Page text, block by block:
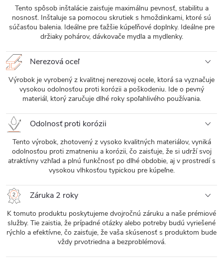
Tento spôsob inštalácie zaisťuje maximálnu pevnosť, stabilitu a
nosnosť. Inštaluje sa pomocou skrutiek s hmoždinkami, ktoré sú
súčasťou balenia. Ideálne pre ťažšie kúpeľňové doplnky. Ideálne pre
držiaky pohárov, dávkovače mydla a mydlenky.
Nerezová oceľ
Výrobok je vyrobený z kvalitnej nerezovej ocele, ktorá sa vyznačuje
vysokou odolnosťou proti korózii a poškodeniu. Ide o pevný
materiál, ktorý zaručuje dlhé roky spoľahlivého používania.
Odolnosť proti korózii
Tento výrobok, zhotovený z vysoko kvalitných materiálov, vyniká
odolnosťou proti zmatneniu a korózii, čo zaisťuje, že si udrží svoj
atraktívny vzhľad a plnú funkčnosť po dlhé obdobie, aj v prostredí s
vysokou vlhkosťou typickou pre kúpeľne.
Záruka 2 roky
K tomuto produktu poskytujeme dvojročnú záruku a naše prémiové
služby. Tie zaistia, že prípadné otázky alebo potreby budú vyriešené
rýchlo a efektívne, čo zaisťuje, že vaša skúsenosť s produktom bude
vždy prvotriedna a bezproblémová.